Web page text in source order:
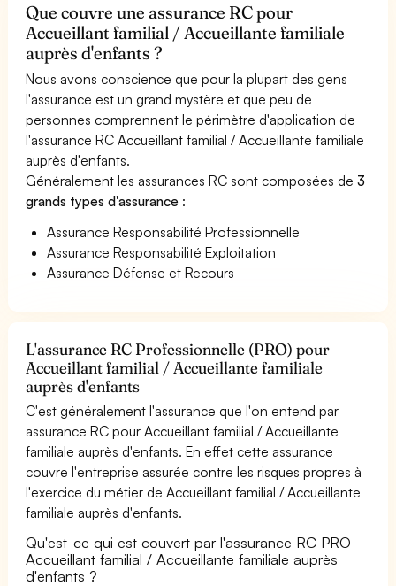
Que couvre une assurance RC pour
Accueillant familial / Accueillante familiale
auprès d'enfants ?
Nous avons conscience que pour la plupart des gens
l'assurance est un grand mystère et que peu de
personnes comprennent le périmètre d'application de
l'assurance RC Accueillant familial / Accueillante familiale
auprès d'enfants.
Généralement les assurances RC sont composées de3
grands types d'assurance :
Assurance Responsabilité Professionnelle
Assurance Responsabilité Exploitation
Assurance Défense et Recours
L'assurance RC Professionnelle (PRO) pour
Accueillant familial / Accueillante familiale
auprès d'enfants
C'est généralement l'assurance que l'on entend par
assurance RC pour Accueillant familial / Accueillante
familiale auprès d'enfants. En effet cette assurance
couvre l'entreprise assurée contre les risques propres à
l'exercice du métier de Accueillant familial / Accueillante
familiale auprès d'enfants.
Qu'est-ce qui est couvert par l'assurance RC PRO
Accueillant familial / Accueillante familiale auprès
d'enfants ?